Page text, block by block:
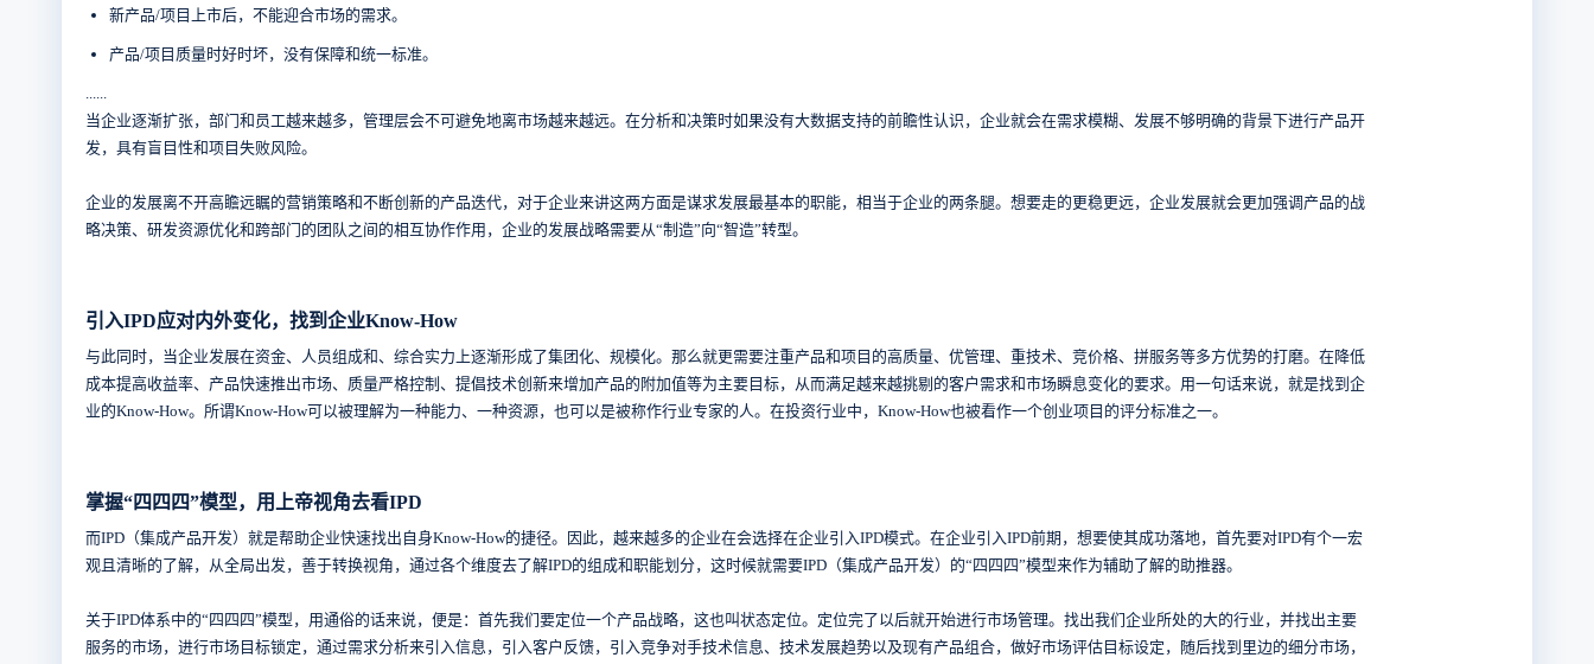
新产品/项目上市后，不能迎合市场的需求。
产品/项目质量时好时坏，没有保障和统一标准。
......
当企业逐渐扩张，部门和员工越来越多，管理层会不可避免地离市场越来越远。在分析和决策时如果没有大数据支持的前瞻性认识，企业就会在需求模糊、发展不够明确的背景下进行产品开
发，具有盲目性和项目失败风险。
企业的发展离不开高瞻远瞩的营销策略和不断创新的产品迭代，对于企业来讲这两方面是谋求发展最基本的职能，相当于企业的两条腿。想要走的更稳更远，企业发展就会更加强调产品的战
略决策、研发资源优化和跨部门的团队之间的相互协作作用，企业的发展战略需要从“制造”向“智造”转型。
引入IPD应对内外变化，找到企业Know-How
与此同时，当企业发展在资金、人员组成和、综合实力上逐渐形成了集团化、规模化。那么就更需要注重产品和项目的高质量、优管理、重技术、竞价格、拼服务等多方优势的打磨。在降低
成本提高收益率、产品快速推出市场、质量严格控制、提倡技术创新来增加产品的附加值等为主要目标，从而满足越来越挑剔的客户需求和市场瞬息变化的要求。用一句话来说，就是找到企
业的Know-How。所谓Know-How可以被理解为一种能力、一种资源，也可以是被称作行业专家的人。在投资行业中，Know-How也被看作一个创业项目的评分标准之一。
掌握“四四四”模型，用上帝视角去看IPD
而IPD（集成产品开发）就是帮助企业快速找出自身Know-How的捷径。因此，越来越多的企业在会选择在企业引入IPD模式。在企业引入IPD前期，想要使其成功落地，首先要对IPD有个一宏
观且清晰的了解，从全局出发，善于转换视角，通过各个维度去了解IPD的组成和职能划分，这时候就需要IPD（集成产品开发）的“四四四”模型来作为辅助了解的助推器。
关于IPD体系中的“四四四”模型，用通俗的话来说，便是：首先我们要定位一个产品战略，这也叫状态定位。定位完了以后就开始进行市场管理。找出我们企业所处的大的行业，并找出主要
服务的市场，进行市场目标锁定，通过需求分析来引入信息，引入客户反馈，引入竞争对手技术信息、技术发展趋势以及现有产品组合，做好市场评估目标设定，随后找到里边的细分市场，